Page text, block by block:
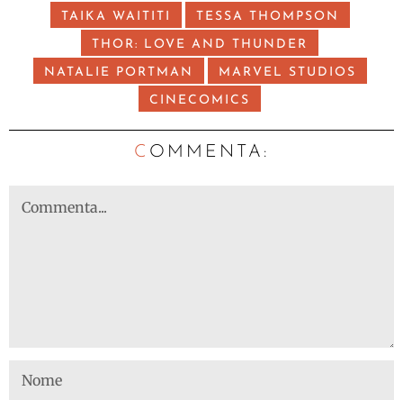
TAIKA WAITITI TESSA THOMPSON
THOR: LOVE AND THUNDER
NATALIE PORTMAN MARVEL STUDIOS
CINECOMICS
C OMMENTA: